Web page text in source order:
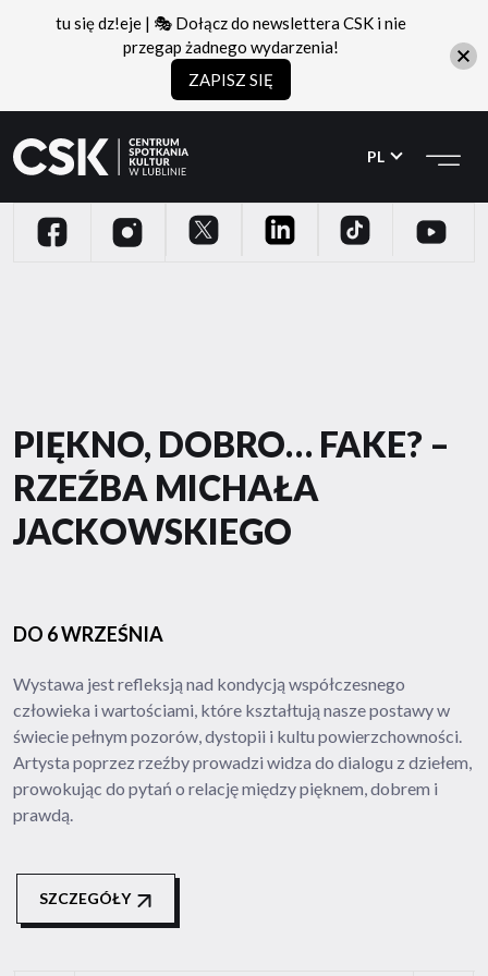
CSK
do
menu
do
treści
PL
FACEBOOK INSTAGRAM TWITTER LINKEDIN TIKTOK YOUTUBE
PIĘKNO, DOBRO… FAKE? –
RZEŹBA MICHAŁA
JACKOWSKIEGO
DO 6 WRZEŚNIA
Wystawa jest refleksją nad kondycją współczesnego
człowieka i wartościami, które kształtują nasze postawy w
świecie pełnym pozorów, dystopii i kultu powierzchowności.
Artysta poprzez rzeźby prowadzi widza do dialogu z dziełem,
prowokując do pytań o relację między pięknem, dobrem i
prawdą.
SZCZEGÓŁY
tu się dz!eje | 🎭 Dołącz do newslettera CSK i nie
przegap żadnego wydarzenia!
ZAPISZ SIĘ